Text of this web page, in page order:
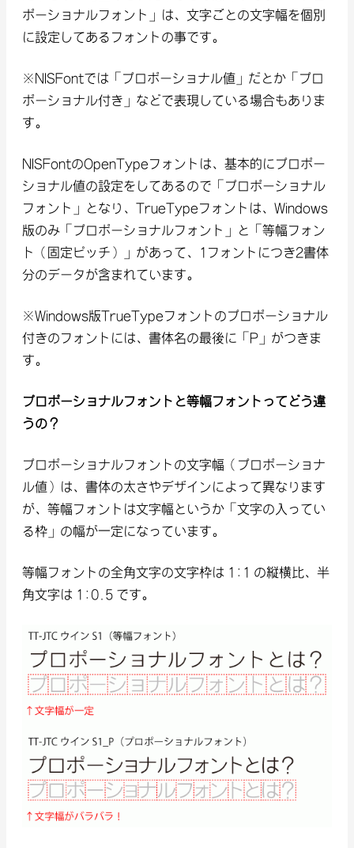
ポーショナルフォント」は、文字ごとの文字幅を個別
に設定してあるフォントの事です。
※NISFontでは「プロポーショナル値」だとか「プロ
ポーショナル付き」などで表現している場合もありま
す。
NISFontのOpenTypeフォントは、基本的にプロポー
ショナル値の設定をしてあるので「プロポーショナル
フォント」となり、TrueTypeフォントは、Windows
版のみ「プロポーショナルフォント」と「等幅フォン
ト（固定ピッチ）」があって、1フォントにつき2書体
分のデータが含まれています。
※Windows版TrueTypeフォントのプロポーショナル
付きのフォントには、書体名の最後に「P」がつきま
す。
プロポーショナルフォントと等幅フォントってどう違
うの？
プロポーショナルフォントの文字幅（プロポーショナ
ル値）は、書体の太さやデザインによって異なります
が、等幅フォントは文字幅というか「文字の入ってい
る枠」の幅が一定になっています。
等幅フォントの全角文字の文字枠は 1:1 の縦横比、半
角文字は 1:0.5 です。